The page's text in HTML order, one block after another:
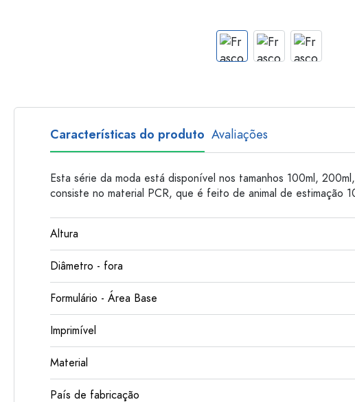
Características do produto Avaliações
Esta série da moda está disponível nos tamanhos 100ml,
consiste no material PCR, que é feito de animal de estimação
Altura
Diâmetro - fora
Formulário - Área Base
Imprimível
Material
País de fabricação